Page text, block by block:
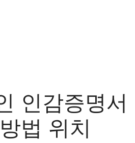
인감증명
법 위치